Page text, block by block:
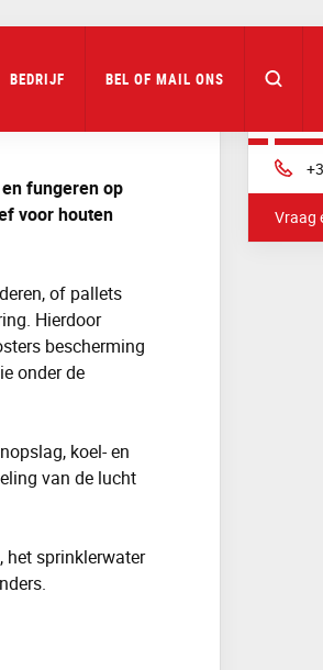
BEDRIJF BEL OF MAIL ONS
Gaasrooster
fungeren op
voor houten
, of pallets
Hierdoor
bescherming
onder de
koel- en
van de lucht
het sprinklerwater
Vraag